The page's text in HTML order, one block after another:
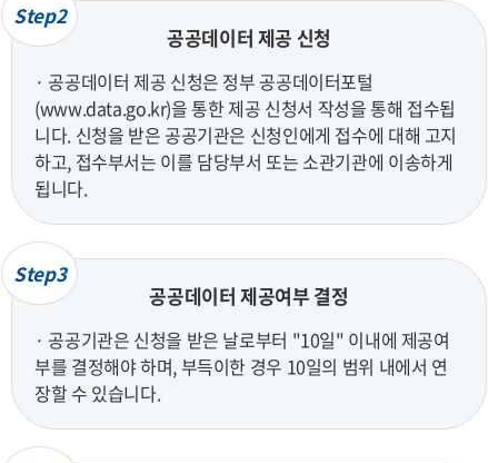
Step2
공공데이터 제공 신청
· 공공데이터 제공 신청은 정부 공공데이터포털
(www.data.go.kr)을 통한 제공 신청서 작성을 통해 접수됩
니다. 신청을 받은 공공기관은 신청인에게 접수에 대해 고지
하고, 접수부서는 이를 담당부서 또는 소관기관에 이송하게
됩니다.
Step3
공공데이터 제공여부 결정
· 공공기관은 신청을 받은 날로부터 "10일" 이내에 제공여
부를 결정해야 하며, 부득이한 경우 10일의 범위 내에서 연
장할 수 있습니다.